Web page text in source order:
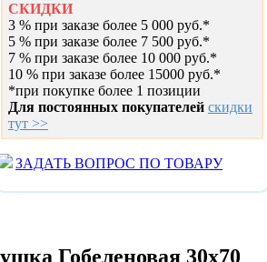
СКИДКИ
3 % при заказе более 5 000 руб.*
5 % при заказе более 7 500 руб.*
7 % при заказе более 10 000 руб.*
10 % при заказе более 15000 руб.*
*при покупке более 1 позиции
Для постоянных покупателейскидки
тут >>
ЗАДАТЬ ВОПРОС ПО ТОВАРУ
Гобеленовая 30х70